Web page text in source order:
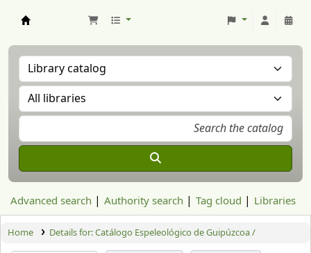
Advanced search Authority search Tag cloud Libraries
Home Details for:Catálogo Espeleológico de Guipúzcoa /